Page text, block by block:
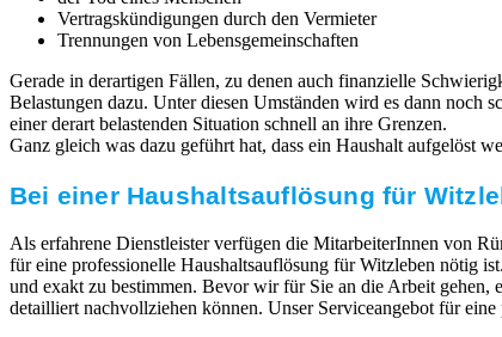
Vertragskündigungen durch den Vermieter
Trennungen von Lebensgemeinschaften
Gerade in derartigen Fällen, zu denen auch finanzielle
Belastungen dazu. Unter diesen Umständen wird es dann noch
einer derart belastenden Situation schnell an ihre Grenzen.
Ganz gleich was dazu geführt hat, dass ein Haushalt aufgelöst
Bei einer Haushaltsauflösung für
Als erfahrene Dienstleister verfügen die MitarbeiterInnen von
für eine professionelle Haushaltsauflösung für Witzleben nötig
und exakt zu bestimmen. Bevor wir für Sie an die Arbeit gehen,
detailliert nachvollziehen können. Unser Serviceangebot für